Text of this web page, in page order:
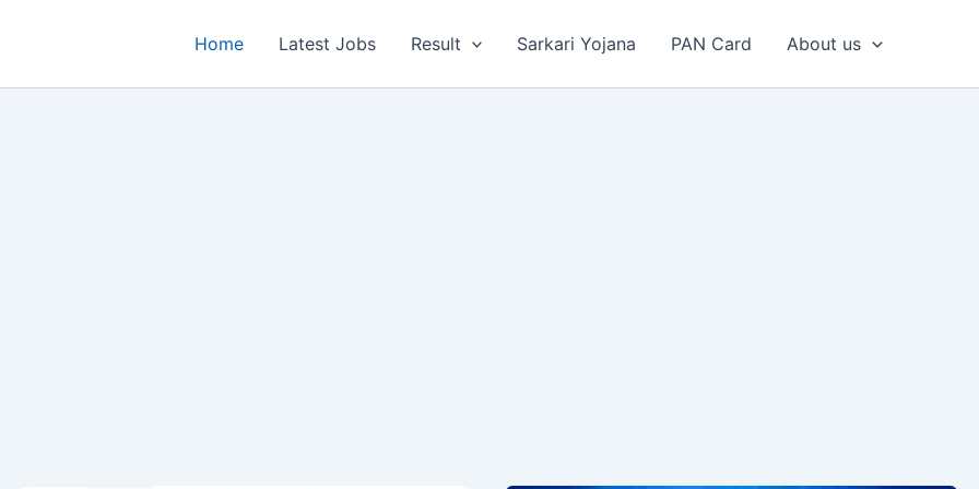
Home Latest Jobs Result Sarkari Yojana PAN Card About us